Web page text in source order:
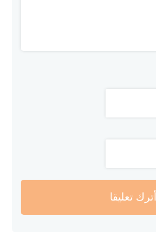
أترك تعليقا